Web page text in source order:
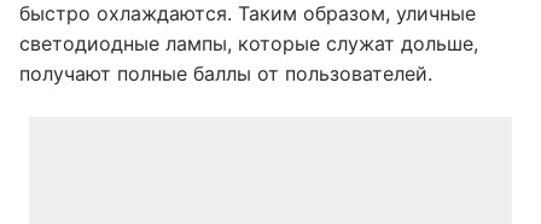
ПРОДУКТЫ
Готовые к использованию продукты
быстро охлаждаются. Таким образом, уличные
светодиодные лампы, которые служат дольше,
получают полные баллы от пользователей.